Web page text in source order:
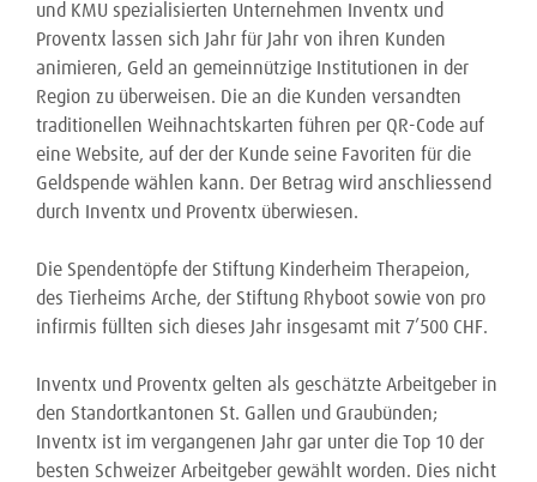
und KMU spezialisierten Unternehmen Inventx und
Proventx lassen sich Jahr für Jahr von ihren Kunden
animieren, Geld an gemeinnützige Institutionen in der
Region zu überweisen. Die an die Kunden versandten
traditionellen Weihnachtskarten führen per QR-Code auf
eine Website, auf der der Kunde seine Favoriten für die
Geldspende wählen kann. Der Betrag wird anschliessend
durch Inventx und Proventx überwiesen.
Die Spendentöpfe der Stiftung Kinderheim Therapeion,
des Tierheims Arche, der Stiftung Rhyboot sowie von pro
infirmis füllten sich dieses Jahr insgesamt mit 7’500 CHF.
Inventx und Proventx gelten als geschätzte Arbeitgeber in
den Standortkantonen St. Gallen und Graubünden;
Inventx ist im vergangenen Jahr gar unter die Top 10 der
besten Schweizer Arbeitgeber gewählt worden. Dies nicht